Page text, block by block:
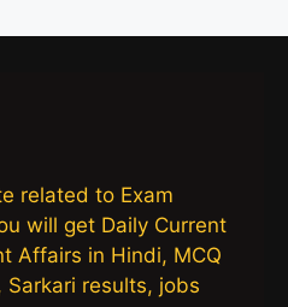
related to Exam
will get Daily Current
Affairs in Hindi, MCQ
Sarkari results, jobs